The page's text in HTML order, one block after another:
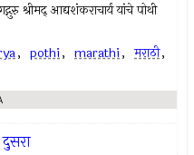
श्रीमद् आद्यशंकराचार्य यांचे पोथी
, pothi, marathi, मराठी,